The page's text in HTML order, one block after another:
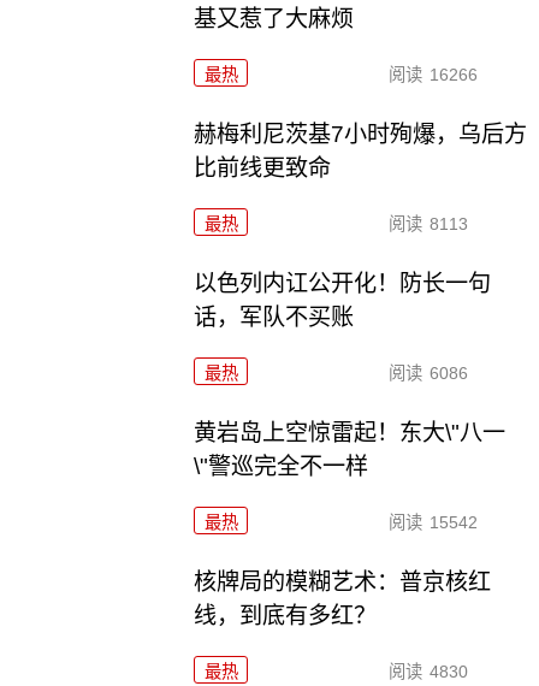
基又惹了大麻烦
最热 阅读 16266
赫梅利尼茨基7小时殉爆，乌后方
比前线更致命
最热 阅读 8113
以色列内讧公开化！防长一句
话，军队不买账
最热 阅读 6086
黄岩岛上空惊雷起！东大\"八一
\"警巡完全不一样
最热 阅读 15542
核牌局的模糊艺术：普京核红
线，到底有多红？
最热 阅读 4830